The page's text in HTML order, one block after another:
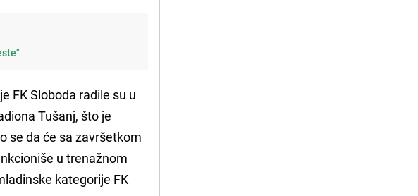
FK Sloboda radile su u
Tušanj, što je
se da će sa završetkom
u trenažnom
kategorije FK